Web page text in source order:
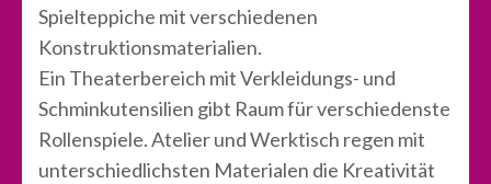
Spielteppiche mit verschiedenen
Konstruktionsmaterialien.
Ein Theaterbereich mit Verkleidungs- und
Schminkutensilien gibt Raum für verschiedenste
Rollenspiele. Atelier und Werktisch regen mit
unterschiedlichsten Materialen die Kreativität